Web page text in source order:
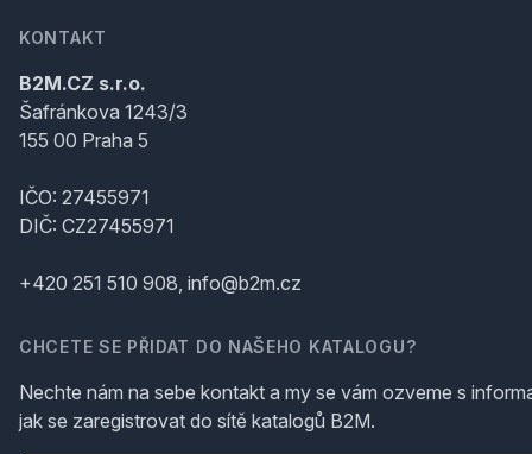
KONTAKT
B2M.CZ s.r.o.
Šafránkova 1243/3
155 00 Praha 5
IČO: 27455971
DIČ: CZ27455971
+420 251 510 908, info@b2m.cz
CHCETE SE PŘIDAT DO NAŠEHO KATALOGU?
Nechte nám na sebe kontakt a my se vám ozveme s
jak se zaregistrovat do sítě katalogů B2M.